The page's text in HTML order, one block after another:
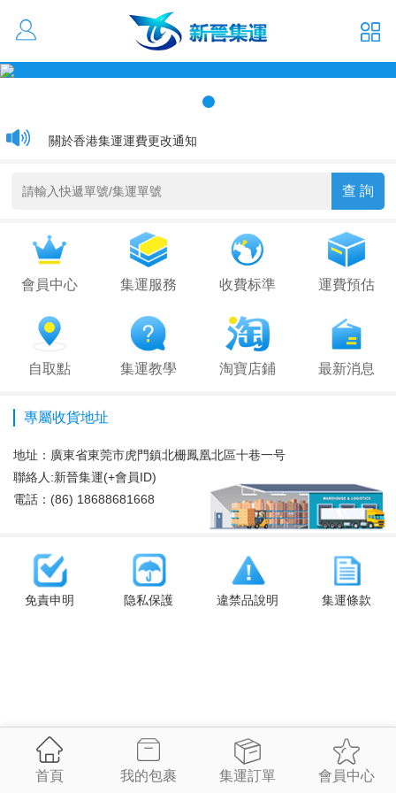
活動優惠 大貨低至1元/kg
關於香港集運運費更改通知
會員中心 集運服務 收費标準 運費預估
自取點 集運教學 淘寶店鋪 最新消息
專屬收貨地址
地址： 廣東省東莞市虎門鎮北栅鳳凰北區十巷一号
聯絡人:新晉集運(+會員ID)
電話：(86) 18688681668
免責申明 隐私保護 違禁品說明 集運條款
首頁 我的包裹 集運訂單 會員中心